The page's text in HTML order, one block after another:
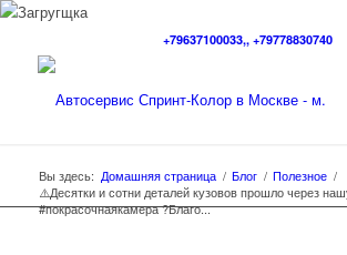
+79637100033,, +79778830740
Вы здесь: Домашняя страница / Блог / Полезное /
⚠️Десятки и сотни деталей кузовов прошло через
#покрасочнаякамера ?Благо...